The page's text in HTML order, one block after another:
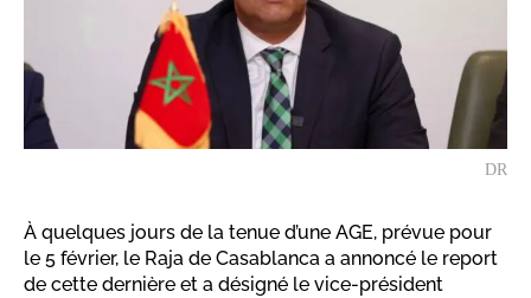
DR
À quelques jours de la tenue d’une AGE, prévue pour
le 5 février, le Raja de Casablanca a annoncé le report
de cette dernière et a désigné le vice-président